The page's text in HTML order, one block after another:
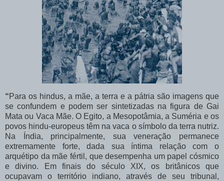
“Para os hindus, a mãe, a terra e a pátria são imagens que
se confundem e podem ser sintetizadas na figura de Gai
Mata ou Vaca Mãe. O Egito, a Mesopotâmia, a Suméria e os
povos hindu-europeus têm na vaca o símbolo da terra nutriz.
Na Índia, principalmente, sua veneração permanece
extremamente forte, dada sua íntima relação com o
arquétipo da mãe fértil, que desempenha um papel cósmico
e divino. Em finais do século XIX, os britânicos que
ocupavam o território indiano, através de seu tribunal,